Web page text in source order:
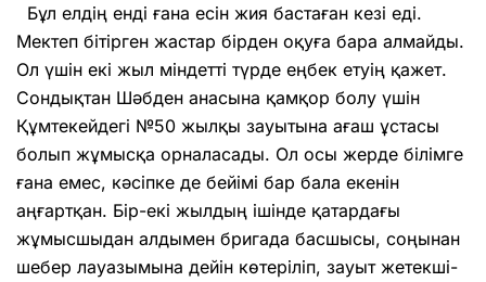
Бұл елдің енді ғана есін жия бастаған кезі еді.
Мектеп бітірген жастар бірден оқуға бара алмайды.
Ол үшін екі жыл міндетті түрде еңбек етуің қажет.
Сондық­тан Шәбден анасына қамқор болу үшін
Құмтекейдегі №50 жылқы зауытына ағаш ұстасы
болып жұмысқа орналасады. Ол осы жерде білімге
ғана емес, кәсіпке де бейімі бар бала екенін
аңғартқан. Бір-екі жылдың ішінде қатардағы
жұмысшыдан алдымен бригада басшысы, соңынан
шебер лауазымына дейін көтеріліп, зауыт жетек­ші­